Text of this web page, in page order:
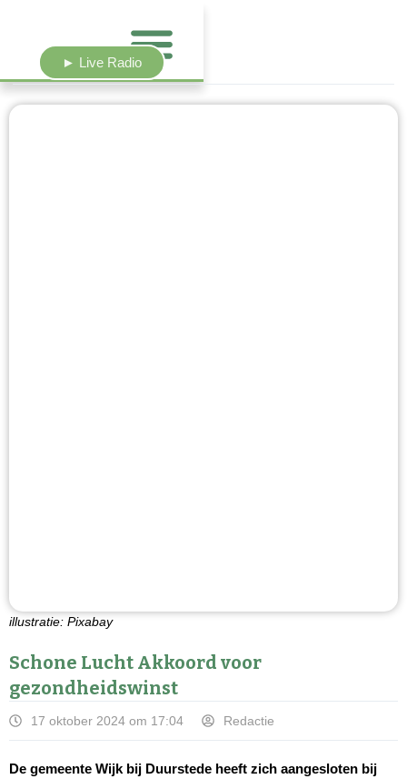
► Live Radio
illustratie: Pixabay
Schone Lucht Akkoord voor
gezondheidswinst
17 oktober 2024 om 17:04 Redactie
De gemeente Wijk bij Duurstede heeft zich aangesloten bij